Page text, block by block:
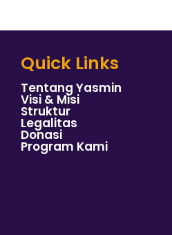
Quick Links
Tentang Yasmin
Visi & Misi
Struktur
Legalitas
Donasi
Program Kami